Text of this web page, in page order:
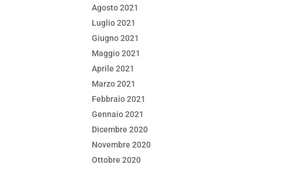
Agosto 2021
Luglio 2021
Giugno 2021
Maggio 2021
Aprile 2021
Marzo 2021
Febbraio 2021
Gennaio 2021
Dicembre 2020
Novembre 2020
Ottobre 2020